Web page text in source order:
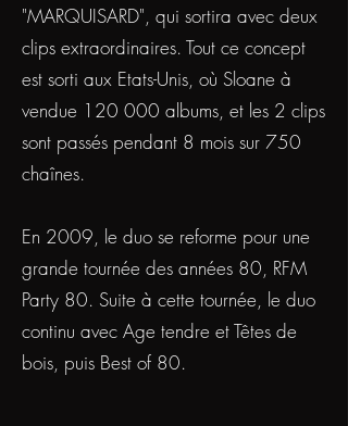
"MARQUISARD", qui sortira avec deux
clips extraordinaires. Tout ce concept
est sorti aux Etats-Unis, où Sloane à
vendue 120 000 albums, et les 2 clips
sont passés pendant 8 mois sur 750
chaînes.
En 2009, le duo se reforme pour une
grande tournée des années 80, RFM
Party 80. Suite à cette tournée, le duo
continu avec Age tendre et Têtes de
bois, puis Best of 80.